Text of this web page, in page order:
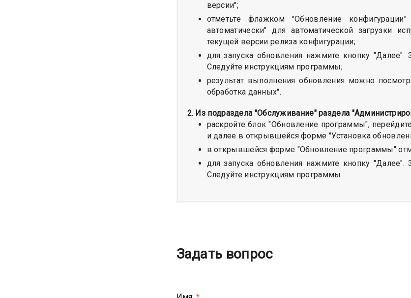
версии";
отметьте флажком "Обновление
автоматически" для автоматической загрузки
текущей версии релиза конфигурации;
для запуска обновления нажмите кнопку "Далее".
Следуйте инструкциям программы;
результат выполнения обновления можно
обработка данных".
2. Из подраздела "Обслуживание" раздела
раскройте блок "Обновление программы",
и далее в открывшейся форме "Установка
в открывшейся форме "Обновление программы"
для запуска обновления нажмите кнопку "Далее".
Следуйте инструкциям программы.
Задать вопрос